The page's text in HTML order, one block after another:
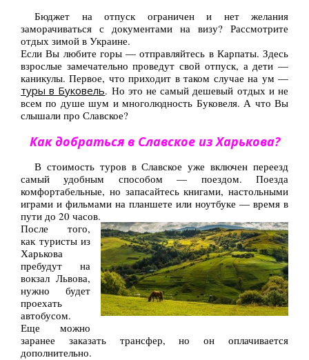
Болгария от $62
ОАЭ от $345
Украина от $11
Туры
Горящие туры
Автобусные туры
Туры по Украине
Полезно
Журнал ярких путешествий
(блог)
Новости
Справочник туриста
Контакты
Бюджет на отпуск ограничен и нет желания
заморачиваться с документами на визу? Рассмотрите
отдых зимой в Украине.
Если Вы любите горы — отправляйтесь в Карпаты. Здесь
взрослые замечательно проведут свой отпуск, а дети —
каникулы. Первое, что приходит в таком случае на ум —
туры в Буковель. Но это не самый дешевый отдых и не
всем по душе шум и многолюдность Буковеля. А что Вы
слышали про Славское?
Как добраться в Славское из Харькова?
В стоимость туров в Славское уже включен переезд
самый удобным способом — поездом. Поезда
комфортабельные, но запасайтесь книгами, настольными
играми и фильмами на планшете или ноутбуке — время в
пути до 20 часов.
После того,
как туристы из
Харькова
пребудут на
вокзал Львова,
нужно будет
проехать
автобусом.
Еще можно
заранее заказать трансфер, но он оплачивается
дополнительно.